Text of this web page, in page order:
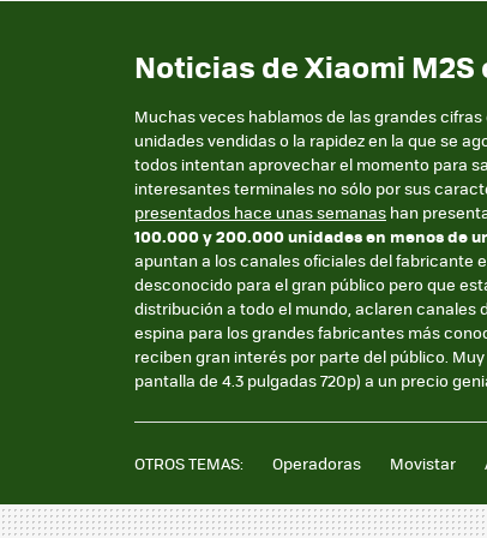
Noticias de Xiaomi
Muchas veces hablamos de las grandes
unidades vendidas o la rapidez en la que se
todos intentan aprovechar el momento para
interesantes terminales no sólo por sus
presentados hace unas semanas han
100.000 y 200.000 unidades en menos de
apuntan a los canales oficiales del fabricante
desconocido para el gran público pero que
distribución a todo el mundo, aclaren canales
espina para los grandes fabricantes más
reciben gran interés por parte del público.
pantalla de 4.3 pulgadas 720p) a un precio
OTROS TEMAS: Operadoras Movistar